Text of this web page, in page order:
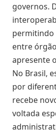
governos.
permitindo
entre
apresente
No Brasil,
por
recebe
voltada